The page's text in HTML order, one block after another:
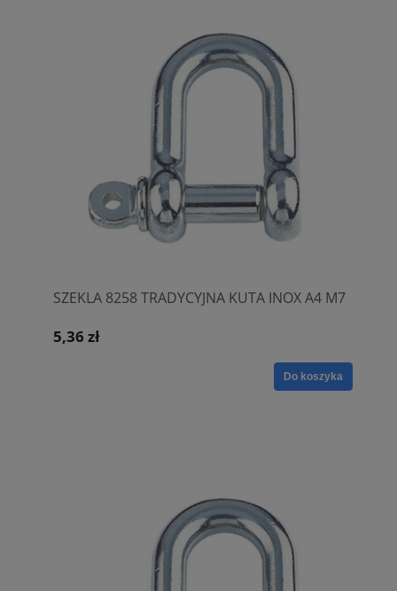
SZEKLA 8258 TRADYCYJNA KUTA INOX A4 M7
5,36 zł
Do koszyka